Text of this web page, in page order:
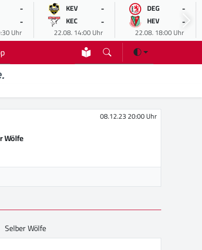
-
-
Uhr
KEV -
KEC -
22.08. 14:00 Uhr
DEG -
HEV -
22.08. 18:00 Uhr
08.12.23 20:00 Uhr
Wölfe
Selber Wölfe